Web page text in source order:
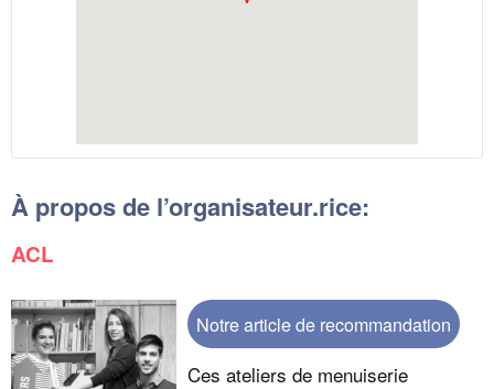
À propos de l’organisateur.rice:
ACL
Notre article de recommandation
Ces ateliers de menuiserie